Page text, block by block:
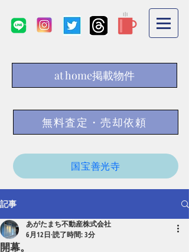
at home掲載物件
無料査定・売却依頼
国宝善光寺
記事
開幕。
あがたまち不動産株式会社
6月12日 読了時間: 3分